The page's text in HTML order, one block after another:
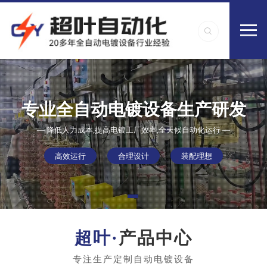
专业全自动电镀设备生产研发
— 降低人力成本,提高电镀工厂效率,全天候自动化运行 —
高效运行 合理设计 装配理想
产品中心